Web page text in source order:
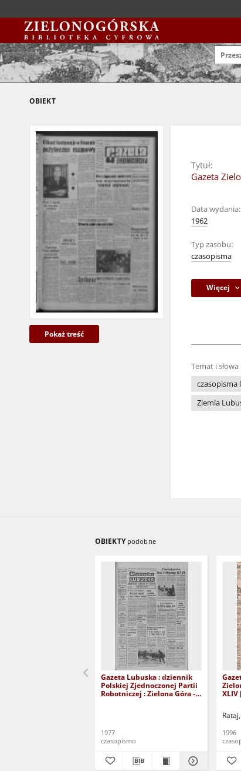
OBIEKT
Pokaż treść
Tytuł:
Gazeta
Data wydania:
1962
Typ zasobu:
czasopisma
Więcej
Temat i
czasopisma
Ziemia
OBIEKTY podobne
Gazeta Lubuska : dziennik
Polskiej Zjednoczonej Partii
Robotniczej : Zielona Góra -
1977
czasopismo
XLIV
1996